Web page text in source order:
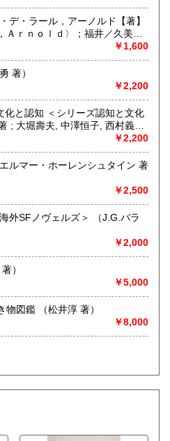
科学、自然科学、美術工芸、国
近代文献、趣味、外国書、サブ
他）
ｒｎｏｌｄ〉；福井／久美子
￥1,600
子晴勇 著）
￥2,200
化と認知 ＜シリーズ認知と文化
￥2,200
￥2,500
ヴェルズ＞ （J.G.バラ
￥2,000
裕 著）
￥5,000
オーストラリアケアンズ生き物図鑑 （松井淳 著）
￥8,000